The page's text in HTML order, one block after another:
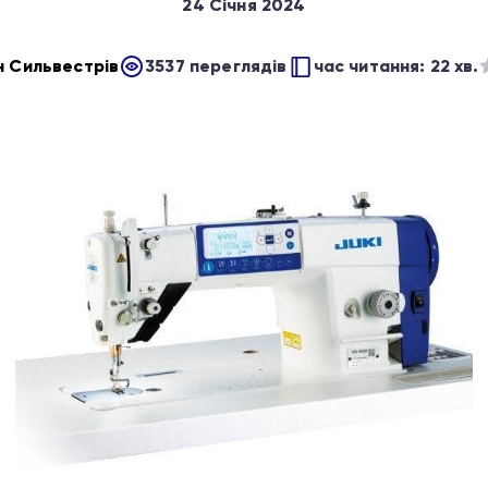
24 Січня 2024
Сильвестрів 3537 переглядів час читання: 22 хв.